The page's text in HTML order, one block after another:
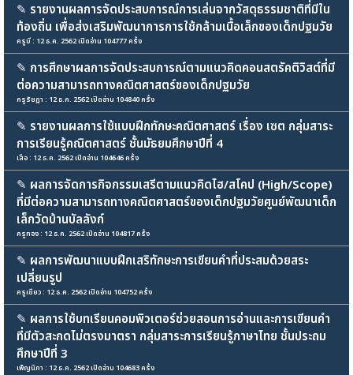
✎ รายงานผลการจัดประสบการณ์การเล่นจากวัสดุธรรมชาติที่มีใน
ท้องถิ่น เพื่อส่งเสริมพัฒนาการการใช้กล้ามเนื้อเล็กของเด็กปฐมวัย
ครูบี : 12 ธ.ค. 2562 เปิดอ่าน 104777 ครั้ง
✎ การศึกษาผลการจัดประสบการณ์ตามแนวคิดคอนสตรัคติวิสต์ที่มี
ต่อความสามารถทางคณิตศาสตร์ของเด็กปฐมวัย
ครูรัชฎา : 12 ธ.ค. 2562 เปิดอ่าน 104840 ครั้ง
✎ รายงานผลการใช้แบบฝึกทักษะคณิตศาสตร์ เรื่อง เซต กลุ่มสาระ
การเรียนรู้คณิตศาสตร์ ชั้นมัธยมศึกษาปีที่ 4
เสือ : 12 ธ.ค. 2562 เปิดอ่าน 104646 ครั้ง
✎ ผลการจัดการกิจกรรมเสรีตามแนวคิดไฮ/สโคป (High/Scope)
ที่มีต่อความสามารถทางคณิตศาสตร์ของเด็กปฐมวัยศูนย์พัฒนาเด็ก
เล็กวัดบ้านบัลลังก์
ครูทอง : 12 ธ.ค. 2562 เปิดอ่าน 104817 ครั้ง
✎ ผลการพัฒนาแบบฝึกเสริทักษะการเขียนคำที่ประสมด้วยสระ
เปลี่ยนรูป
ครูเขียว : 12 ธ.ค. 2562 เปิดอ่าน 104752 ครั้ง
✎ ผลการใช้บทเรียนคอมพิวเตอร์ช่วยสอนการอ่านและการเขียนคำ
ที่มีตัวสะกดไม่ตรงมาตรา กลุ่มสาระการเรียนรู้ภาษาไทย ชั้นประถม
ศึกษาปีที่ 3
เพ็ญนิภา : 12 ธ.ค. 2562 เปิดอ่าน 104683 ครั้ง